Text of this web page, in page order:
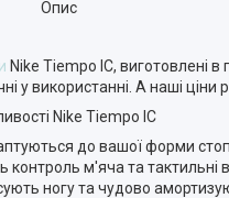
Опис
Nike Tiempo IC, виготовлені
у використанні. А наші
Nike Tiempo IC
до вашої форми
м'яча та тактильні
ногу та чудово